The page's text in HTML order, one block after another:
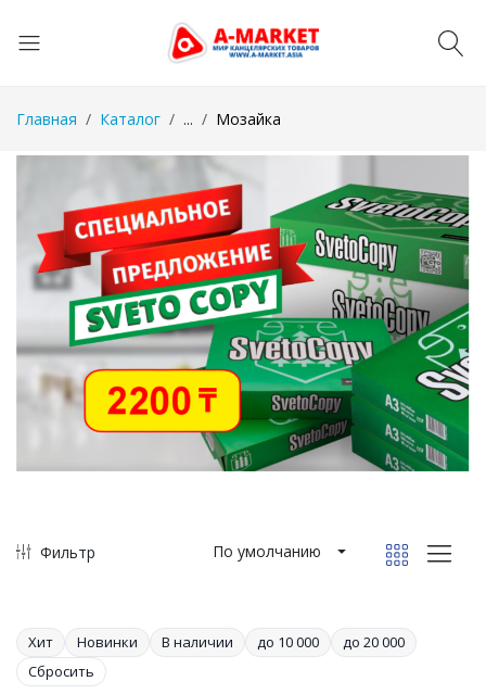
Главная Каталог ... Мозайка
Фильтр По умолчанию
Хит Новинки В наличии до 10 000
до 20 000
Сбросить